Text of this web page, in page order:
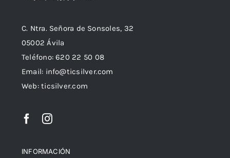
C. Ntra. Señora de Sonsoles, 32
05002 Ávila
Teléfono: 620 22 50 08
Email: info@ticsilver.com
Web: ticsilver.com
INFORMACIÓN